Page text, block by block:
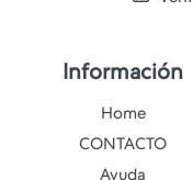
Información
Home
CONTACTO
Ayuda